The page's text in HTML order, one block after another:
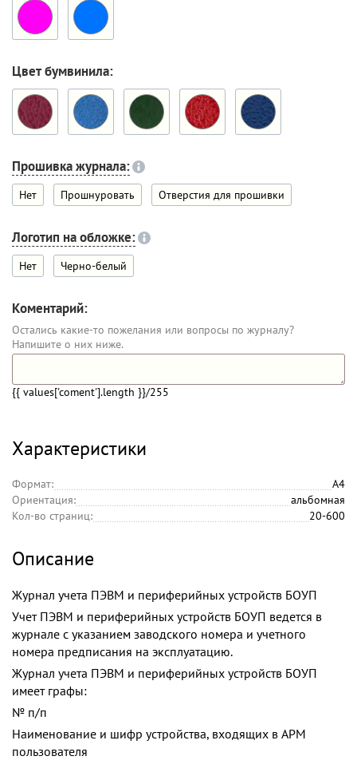
Цвет бумвинила:
Прошивка журнала:
Нет Прошнуровать Отверстия для прошивки
Логотип на обложке:
Нет Черно-белый
Коментарий:
Остались какие-то пожелания или вопросы по журналу?
Напишите о них ниже.
{{ values['coment'].length }}/255
Характеристики
Формат:
А4
Ориентация:
альбомная
Кол-во страниц:
20-600
Описание
Журнал учета ПЭВМ и периферийных устройств БОУП
Учет ПЭВМ и периферийных устройств БОУП ведется в
журнале с указанием заводского номера и учетного
номера предписания на эксплуатацию.
Журнал учета ПЭВМ и периферийных устройств БОУП
имеет графы:
№ п/п
Наименование и шифр устройства, входящих в АРМ
пользователя